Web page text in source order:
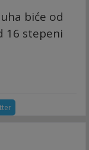
biće od
16 stepeni